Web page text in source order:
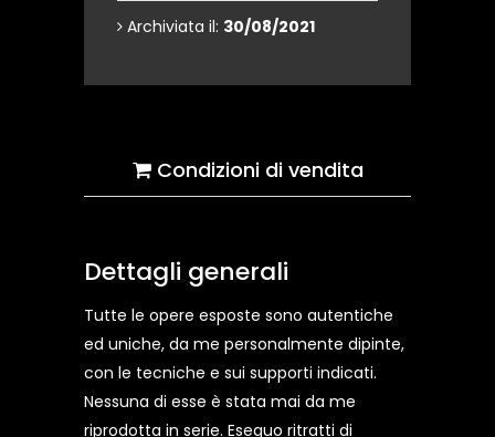
Archiviata il: 30/08/2021
Condizioni di vendita
Dettagli generali
Tutte le opere esposte sono autentiche
ed uniche, da me personalmente dipinte,
con le tecniche e sui supporti indicati.
Nessuna di esse è stata mai da me
riprodotta in serie. Eseguo ritratti di